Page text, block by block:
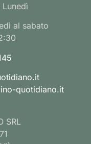
al sabato
quotidiano.it
SRL